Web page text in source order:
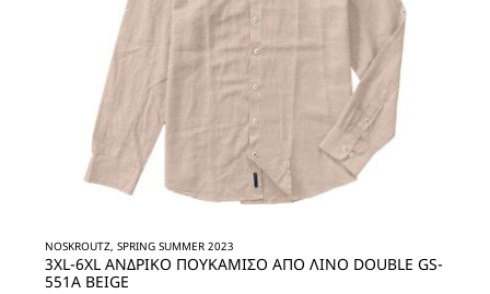
NOSKROUTZ, SPRING SUMMER 2023
3XL-6XL ΑΝΔΡΙΚO ΠΟΥΚΑΜΙΣO ΑΠΟ ΛΙΝΟ DOUBLE GS-
551A BEIGE